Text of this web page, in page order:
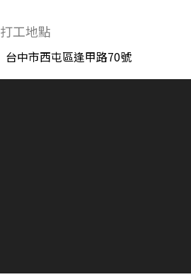
打工地點
台中市西屯區逢甲路70號